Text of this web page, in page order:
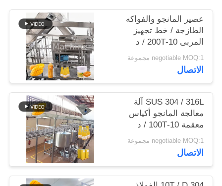
حالات
اطلب
اقتباس
خريطة
الموقع
سياسة
الخصوصية
عصير المانجو والفواكه
الطازجة / خط تجهيز
المربى 10-200T / د
negotiable MOQ:1 مجموعة
الاتصال
SUS 304 / 316L آلة
معالجة المانجو أكياس
معقمة 10-100T / د
negotiable MOQ:1 مجموعة
الاتصال